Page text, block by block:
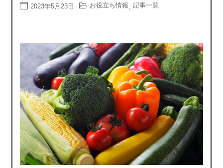
2023年5月23日 お役立ち情報 記事一覧